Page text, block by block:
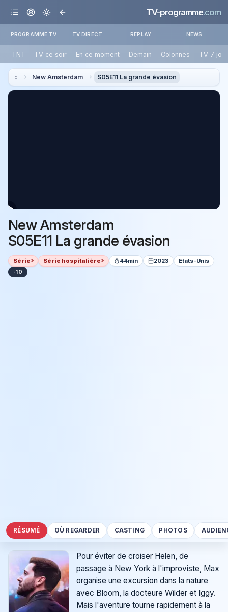
TV-programme.com
PROGRAMME TV TV DIRECT REPLAY NEWS
TNT TV ce soir En ce moment Demain Colonnes TV 7
New Amsterdam S05E11 La grande évasion
New Amsterdam
S05E11 La grande évasion
Série Série hospitalière 44min 2023 Etats-Unis
-10
RÉSUMÉ OÙ REGARDER CASTING PHOTOS
Pour éviter de croiser Helen, de
passage à New York à l'improviste, Max
organise une excursion dans la nature
avec Bloom, la docteure Wilder et Iggy.
Mais l'aventure tourne rapidement à la